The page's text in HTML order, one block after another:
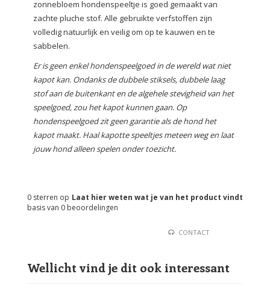
zonnebloem hondenspeeltje is goed gemaakt van
zachte pluche stof. Alle gebruikte verfstoffen zijn
volledig natuurlijk en veilig om op te kauwen en te
sabbelen.
Er is geen enkel hondenspeelgoed in de wereld wat niet
kapot kan. Ondanks de dubbele stiksels, dubbele laag
stof aan de buitenkant en de algehele stevigheid van het
speelgoed, zou het kapot kunnen gaan. Op
hondenspeelgoed zit geen garantie als de hond het
kapot maakt. Haal kapotte speeltjes meteen weg en laat
jouw hond alleen spelen onder toezicht.
Laat hier weten wat je van het product vindt
0 sterren op
basis van 0 beoordelingen
CONTACT
Wellicht vind je dit ook interessant